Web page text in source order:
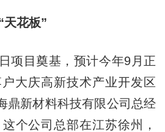
花板”
目奠基，预计今年9月正
大庆高新技术产业开发区
鼎新材料科技有限公司总经
个公司总部在江苏徐州，